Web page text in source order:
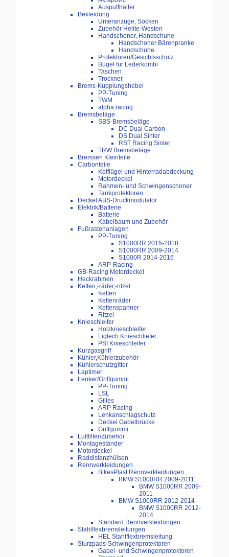
Auspuffhalter
Bekleidung
Unteranzüge, Socken
Zubehör Helite-Westen
Handschoner, Handschuhe
Handschoner Bärenpranke
Handschuhe
Protektoren/Gesichtsschutz
Bügel für Lederkombi
Taschen
Trockner
Brems-Kupplungshebel
PP-Tuning
TWM
alpha racing
Bremsbeläge
SBS-Bremsbeläge
DC Dual Carbon
DS Dual Sinter
RST Racing Sinter
TRW Bremsbeläge
Bremsen Kleinteile
Carbonteile
Kotflügel und Hinterradabdeckung
Motordeckel
Rahmen- und Schwingenschoner
Tankprotektoren
Deckel ABS-Druckmodulator
Elektrik/Batterie
Batterie
Kabelbaum und Zubehör
Fußrastenanlagen
PP-Tuning
S1000RR 2015-2018
S1000RR 2009-2014
S1000R 2014-2016
ARP-Racing
GB-Racing Motordeckel
Heckrahmen
Ketten,-räder,-ritzel
Ketten
Kettenräder
Kettenspanner
Ritzel
Knieschleifer
Holzknieschleifer
Ligtech Knieschliefer
PSI Knieschleifer
Kurzgasgriff
Kühler,Kühlerzubehör
Kühlerschutzgitter
Laptimer
Lenker/Griffgummi
PP-Tuning
LSL
Gilles
ARP Racing
Lenkanschlagschutz
Deckel Gabelbrücke
Griffgummi
Luftfilter/Zubehör
Montageständer
Motordeckel
Raddistanzhülsen
Rennverkleidungen
BikesPlast Rennverkleidungen
BMW S1000RR 2009-2011
BMW S1000RR 2009-
2011
BMW S1000RR 2012-2014
BMW S1000RR 2012-
2014
Standard Rennverkleidungen
Stahlflexbremsleitungen
HEL Stahlflexbremsleitung
Sturzpads-Schwingenprotektoren
Gabel- und Schwingenprotektoren